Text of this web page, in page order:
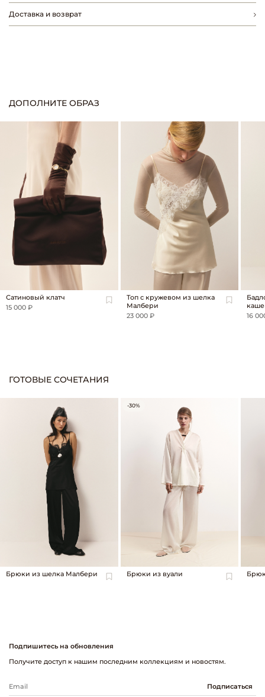
Доставка и возврат
ДОПОЛНИТЕ ОБРАЗ
Сатиновый клатч
15 000 ₽
Топ с кружевом из шелка
Малбери
23 000 ₽
16
ГОТОВЫЕ СОЧЕТАНИЯ
Брюки из шелка Малбери
-30%
Брюки из вуали
Подпишитесь на обновления
Получите доступ к нашим последним коллекциям и новостям.
Подписаться